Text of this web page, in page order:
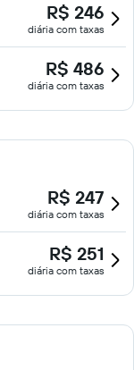
R$ 246
diária com taxas
R$ 486
diária com taxas
R$ 247
diária com taxas
R$ 251
diária com taxas